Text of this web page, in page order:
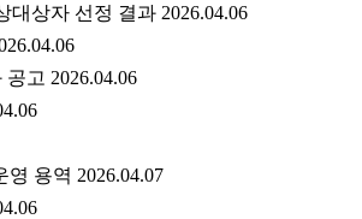
상자 선정 결과 2026.04.06
고 2026.04.06
용역 2026.04.07